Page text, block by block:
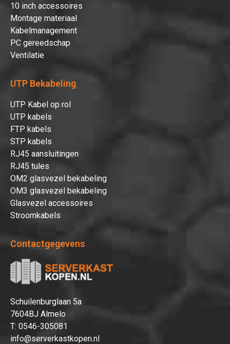
10 inch accessoires
Montage materiaal
Kabelmanagement
PC gereedschap
Ventilatie
UTP Bekabeling
UTP Kabel op rol
UTP kabels
FTP kabels
STP kabels
RJ45 aansluitingen
RJ45 tules
OM2 glasvezel bekabeling
OM3 glasvezel bekabeling
Glasvezel accessoires
Stroomkabels
Contactgegevens
Schuilenburglaan 5a
7604BJ Almelo
T: 0546-305081
info@serverkastkopen.nl
Dit product is succesvol toegevoegd
aan uw winkelwagen!
Afrekenen